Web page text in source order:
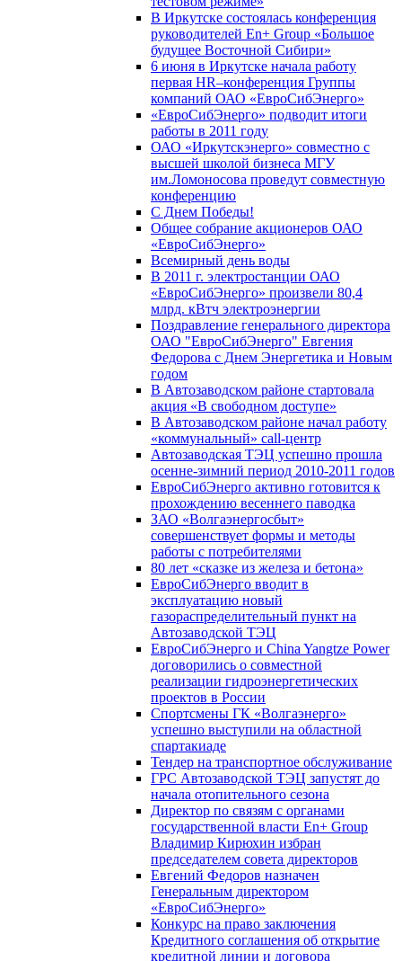
В Иркутске состоялась конференция
руководителей En+ Group «Большое
будущее Восточной Сибири»
6 июня в Иркутске начала работу
первая HR–конференция Группы
компаний ОАО «ЕвроСибЭнерго»
«ЕвроСибЭнерго» подводит итоги
работы в 2011 году
ОАО «Иркутскэнерго» совместно с
высшей школой бизнеса МГУ
им.Ломоносова проведут совместную
конференцию
С Днем Победы!
Общее собрание акционеров ОАО
«ЕвроСибЭнерго»
Всемирный день воды
В 2011 г. электростанции ОАО
«ЕвроСибЭнерго» произвели 80,4
млрд. кВтч электроэнергии
Поздравление генерального директора
ОАО "ЕвроСибЭнерго" Евгения
Федорова с Днем Энергетика и Новым
годом
В Автозаводском районе стартовала
акция «В свободном доступе»
В Автозаводском районе начал работу
«коммунальный» call-центр
Автозаводская ТЭЦ успешно прошла
осенне-зимний период 2010-2011 годов
ЕвроСибЭнерго активно готовится к
прохождению весеннего паводка
ЗАО «Волгаэнергосбыт»
совершенствует формы и методы
работы с потребителями
80 лет «сказке из железа и бетона»
ЕвроСибЭнерго вводит в
эксплуатацию новый
газораспределительный пункт на
Автозаводской ТЭЦ
ЕвроСибЭнерго и China Yangtze Power
договорились о совместной
реализации гидроэнергетических
проектов в России
Спортсмены ГК «Волгаэнерго»
успешно выступили на областной
спартакиаде
Тендер на транспортное обслуживание
ГРС Автозаводской ТЭЦ запустят до
начала отопительного сезона
Директор по связям с органами
государственной власти En+ Group
Владимир Кирюхин избран
председателем совета директоров
Евгений Федоров назначен
Генеральным директором
«ЕвроСибЭнерго»
Конкурс на право заключения
Кредитного соглашения об открытие
кредитной линии и договора